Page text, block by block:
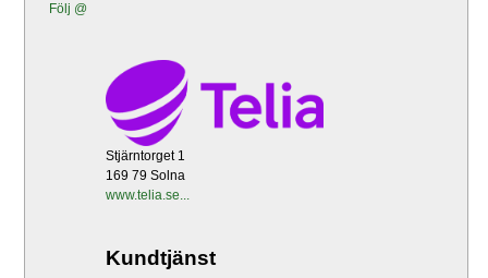
Följ @
Stjärntorget 1
169 79 Solna
www.telia.se...
Kundtjänst